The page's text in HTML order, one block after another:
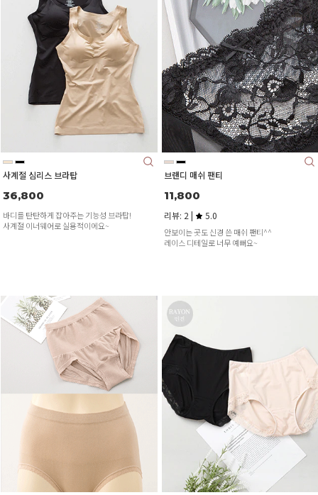
사계절 심리스 브라탑
36,800
바디를 탄탄하게 잡아주는 기능성 브라탑!
사계절 이너웨어로 실용적이에요~
브랜디 매쉬 팬티
11,800
리뷰: 2 | 5.0
안보이는 곳도 신경 쓴 매쉬 팬티^^
레이스 디테일로 너무 예뻐요~